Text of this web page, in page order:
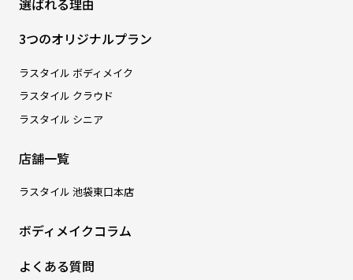
3つのオリジナルプラン
ラスタイル ボディメイク
ラスタイル クラウド
ラスタイル シニア
店舗一覧
ラスタイル 池袋東口本店
ボディメイクコラム
よくある質問